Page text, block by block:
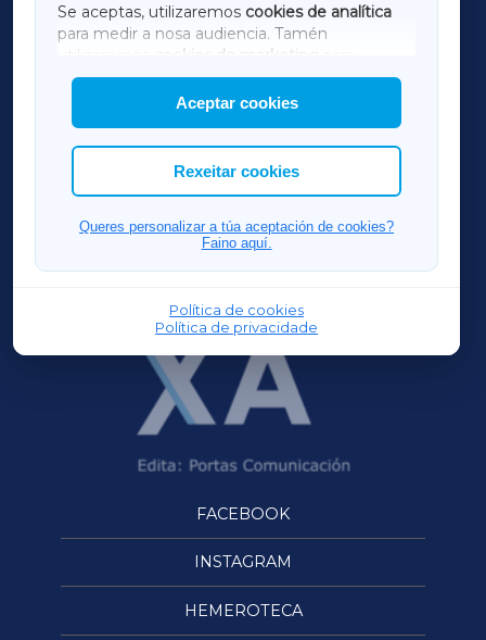
Se aceptas, utilizaremos cookies de analítica
para medir a nosa audiencia. Tamén
utilizaremos
cookies de marketing
mostrar publicidade de terceiros.
Así mesmo, podes personalizar a elección das
cookies que desexas permitir.
Aceptar cookies
Rexeitar cookies
Queres personalizar a túa aceptación de cookies?
Faino aquí.
Política de cookies
Política de privacidade
AMARIÑAXA
RIBEIRASACRAXA
ACORUÑAXA
FERROLXA
OURENSEXA
FACEBOOK
INSTAGRAM
HEMEROTECA